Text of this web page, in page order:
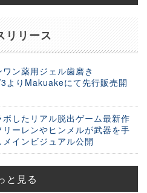
リリース
ン薬用ジェル歯磨き
よりMakuakeにて先行販売開
ボしたリアル脱出ゲーム最新作
リーレンやヒンメルが武器を手
インビジュアル公開
と見る